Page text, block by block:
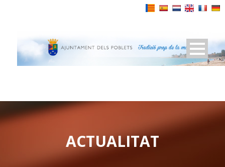
ACTUALITAT